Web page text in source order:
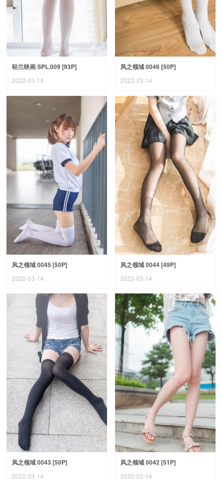
轻兰映画 SPL.009 [93P]
2022-03-14
风之领域 0046 [50P]
2022-03-14
风之领域 0045 [50P]
2022-03-14
风之领域 0044 [49P]
2022-03-14
风之领域 0043 [50P]
2022-03-14
风之领域 0042 [51P]
2022-03-14